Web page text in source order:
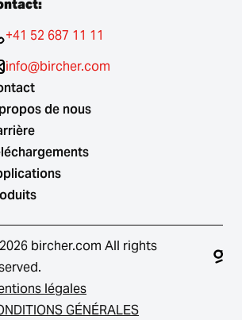
+41 52 687 11 11
info@bircher.com
de nous
bircher.com All rights
légales
GÉNÉRALES